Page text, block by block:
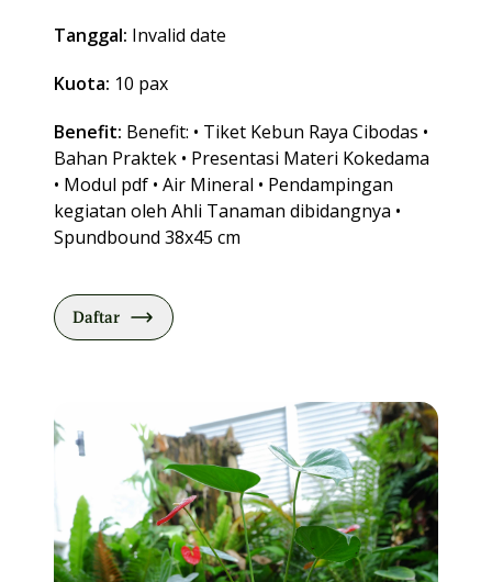
Tanggal: Invalid date
Kuota: 10 pax
Benefit: Benefit: • Tiket Kebun Raya Cibodas •
Bahan Praktek • Presentasi Materi Kokedama
• Modul pdf • Air Mineral • Pendampingan
kegiatan oleh Ahli Tanaman dibidangnya •
Spundbound 38x45 cm
Daftar